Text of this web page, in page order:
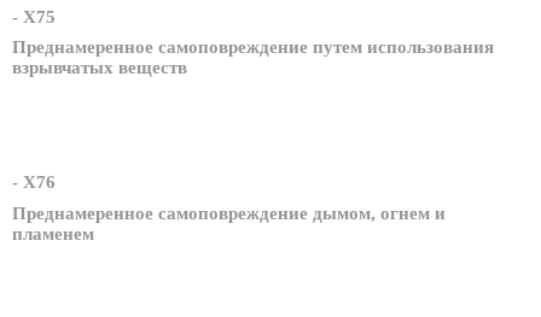
- X75
Преднамеренное самоповреждение путем использования
взрывчатых веществ
- X76
Преднамеренное самоповреждение дымом, огнем и
пламенем